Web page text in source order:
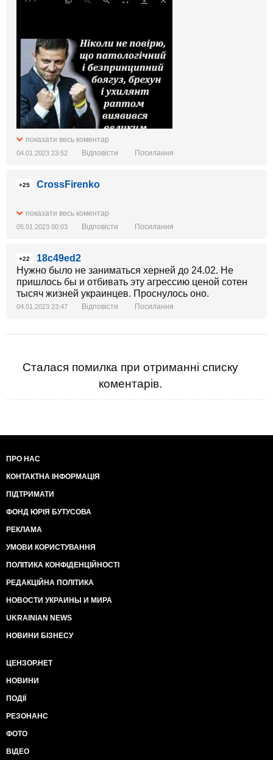
показати весь коментар
04.01.2023 23:52 Відповісти Посилання
+25 CrossFirenko
показати весь коментар
05.01.2023 00:03 Відповісти Посилання
+22
18c49ed2
Нужно было не заниматься херней до 24.02. Не
пришлось бы и отбивать эту агрессию ценой сотен
тысяч жизней украинцев. Проснулось оно.
04.01.2023 23:47 Відповісти Посилання
Сталася помилка при отриманні списку
коментарів.
ПРО НАС
КОНТАКТНА ІНФОРМАЦІЯ
ПІДТРИМАТИ
ФОНД ЮРІЯ БУТУСОВА
РЕКЛАМА
УМОВИ КОРИСТУВАННЯ
ПОЛІТИКА КОНФІДЕНЦІЙНОСТІ
РЕДАКЦІЙНА ПОЛІТИКА
НОВОСТИ УКРАИНЫ И МИРА
UKRAINIAN NEWS
НОВИНИ БІЗНЕСУ
ЦЕНЗОР.НЕТ
НОВИНИ
ПОДІЇ
РЕЗОНАНС
ФОТО
ВІДЕО